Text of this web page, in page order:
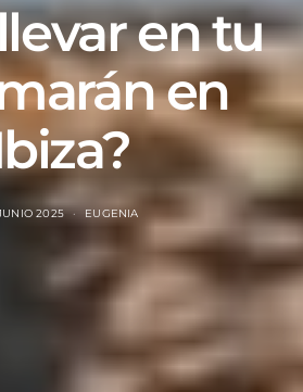
en tu
en
2025 EUGENIA